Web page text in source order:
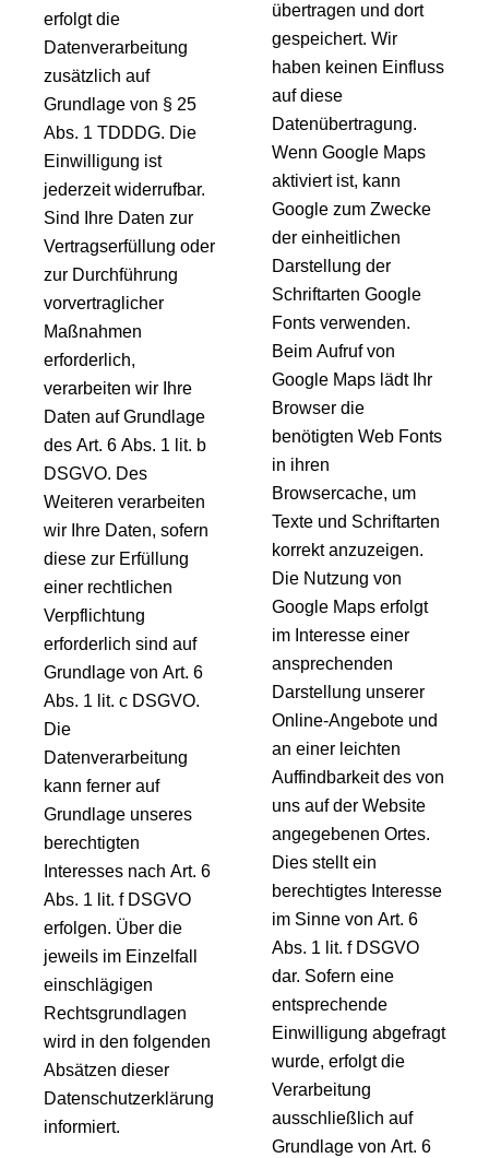
erfolgt die
Datenverarbeitung
zusätzlich auf
Grundlage von § 25
Abs. 1 TDDDG. Die
Einwilligung ist
jederzeit widerrufbar.
Sind Ihre Daten zur
Vertragserfüllung oder
zur Durchführung
vorvertraglicher
Maßnahmen
erforderlich,
verarbeiten wir Ihre
Daten auf Grundlage
des Art. 6 Abs. 1 lit. b
DSGVO. Des
Weiteren verarbeiten
wir Ihre Daten, sofern
diese zur Erfüllung
einer rechtlichen
Verpflichtung
erforderlich sind auf
Grundlage von Art. 6
Abs. 1 lit. c DSGVO.
Die
Datenverarbeitung
kann ferner auf
Grundlage unseres
berechtigten
Interesses nach Art. 6
Abs. 1 lit. f DSGVO
erfolgen. Über die
jeweils im Einzelfall
einschlägigen
Rechtsgrundlagen
wird in den folgenden
Absätzen dieser
Datenschutzerklärung
informiert.
übertragen und dort
gespeichert. Wir
haben keinen Einfluss
auf diese
Datenübertragung.
Wenn Google Maps
aktiviert ist, kann
Google zum Zwecke
der einheitlichen
Darstellung der
Schriftarten Google
Fonts verwenden.
Beim Aufruf von
Google Maps lädt Ihr
Browser die
benötigten Web Fonts
in ihren
Browsercache, um
Texte und Schriftarten
korrekt anzuzeigen.
Die Nutzung von
Google Maps erfolgt
im Interesse einer
ansprechenden
Darstellung unserer
Online-Angebote und
an einer leichten
Auffindbarkeit des von
uns auf der Website
angegebenen Ortes.
Dies stellt ein
berechtigtes Interesse
im Sinne von Art. 6
Abs. 1 lit. f DSGVO
dar. Sofern eine
entsprechende
Einwilligung abgefragt
wurde, erfolgt die
Verarbeitung
ausschließlich auf
Grundlage von Art. 6